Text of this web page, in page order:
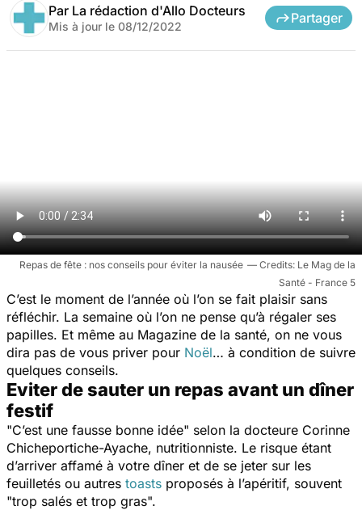
Par La rédaction d'Allo Docteurs
Mis à jour le 08/12/2022
Partager
Repas de fête : nos conseils pour éviter la nausée
Le Mag de la
Santé - France 5
C’est le moment de l’année où l’on se fait plaisir sans
réfléchir. La semaine où l’on ne pense qu’à régaler ses
papilles. Et même au Magazine de la santé, on ne vous
dira pas de vous priver pour Noël… à condition de suivre
quelques conseils.
Eviter de sauter un repas avant un dîner
festif
"C’est une fausse bonne idée" selon la docteure Corinne
Chicheportiche-Ayache, nutritionniste. Le risque étant
d’arriver affamé à votre dîner et de se jeter sur les
feuilletés ou autres toasts proposés à l’apéritif, souvent
"trop salés et trop gras".